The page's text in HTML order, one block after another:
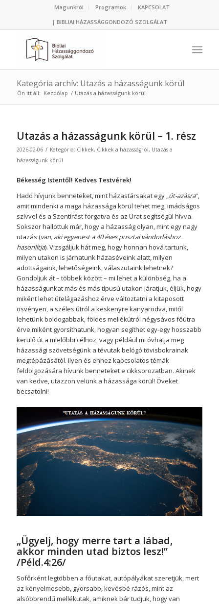
Magunkról Programok
KAPCSOLAT
| BIBLIAI HÁZASSÁGGONDOZÓ SZOLGÁLAT
Kategória archív: Utazás a házasságunk körül
Ön itt áll: Kezdőlap / Utazás a házasságunk körül
Utazás a házasságunk körül – 1. rész
2026-02-06 / Kategória: Cikkek, Cikkek a házasságról, Utazás a
házasságunk körül
Békesség Istentől! Kedves Testvérek!
Hadd hívjunk benneteket, mint házastársakat egy „út-azásra”,
amit mindenki a maga házassága körül tehet meg, imádságos
szívvel és a Szentírást forgatva és az Urat segítségül hívva.
Sokszor hallottuk már, hogy a házasság olyan, mint egy nagy
utazás (van, aki egyenest a 40 éves pusztai vándorláshoz
hasonlítja). Vizsgáljuk hát meg, hogy honnan hová tartunk,
milyen utakon is járhatunk házaséveink alatt, milyen
adottságaink, lehetőségeink, válaszutaink lehetnek?
Gondoljuk át – többek között – mi lehet a különbség, ha a
házasságunkat más és más típusú utakon járatjuk, éljük, hogy
miként lehet útelágazáshoz érve változtatni a kitaposott
ösvényen, a széles útról a keskenyre kanyarodva, mitől
lehetünk boldogabbak, földes mellékútról négysávos főútra
érve miként gyorsíthatunk, hogyan segíthet egy-egy hosszabb
kerülő út a mielőbbi célhoz, vagy például mi óvhatja meg
házassági szövetségünk a tévutak belógó tövisbokrainak
megtépázásától. Ilyen és ehhez kapcsolatos témák
feldolgozására hívunk benneteket e cikksorozatban. Akinek
van kedve, utazzon velünk a házassága körül! Öveket
becsatolni!
„Ügyelj, hogy merre tart a lábad,
akkor minden utad biztos lesz!”
/Péld.4:26/
Sofőrként legtöbben a főutakat, autópályákat szeretjük, mert
az kényelmesebb, gyorsabb, kevésbé rázós, mint az
alsóbbrendű mellékutak, amiknek bár tudjuk, hogy van